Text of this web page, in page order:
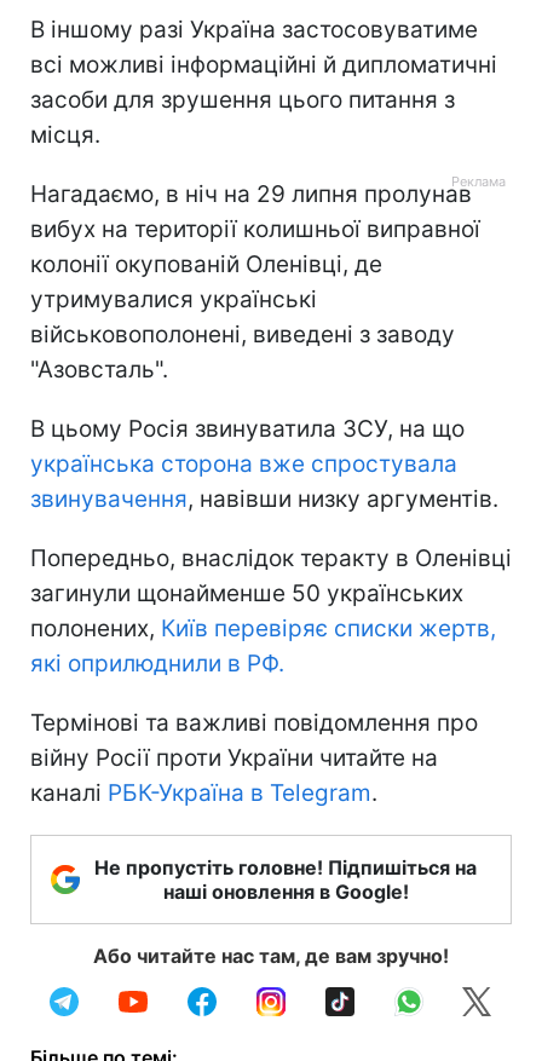
В іншому разі Україна застосовуватиме
всі можливі інформаційні й дипломатичні
засоби для зрушення цього питання з
місця.
Нагадаємо, в ніч на 29 липня пролунав
вибух на території колишньої виправної
колонії окупованій Оленівці, де
утримувалися українські
військовополонені, виведені з заводу
"Азовсталь".
В цьому Росія звинуватила ЗСУ, на що
українська сторона вже спростувала
звинувачення, навівши низку аргументів.
Попередньо, внаслідок теракту в Оленівці
загинули щонайменше 50 українських
полонених, Київ перевіряє списки жертв,
які оприлюднили в РФ.
Термінові та важливі повідомлення про
війну Росії проти України читайте на
каналі РБК-Україна в Telegram.
Не пропустіть головне! Підпишіться на
наші оновлення в Google!
Або читайте нас там, де вам зручно!